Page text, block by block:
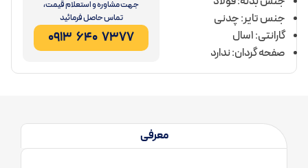
جنس تایر: چدنی
گارانتی: 1سال
صفحه گردان: ندارد
جهت مشاوره و استعلام قیمت،
تماس حاصل فرمائید
7377 640 0913
معرفی